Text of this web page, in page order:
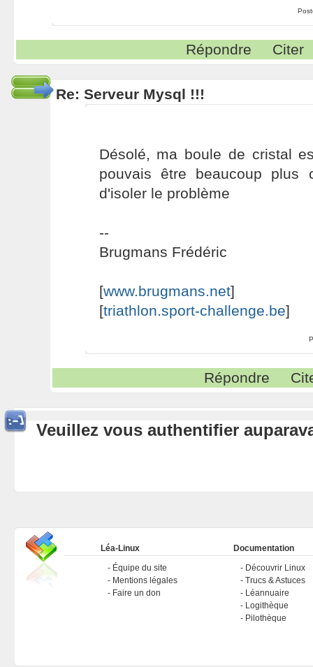
Répondre Citer
Re: Serveur Mysql !!!
Désolé, ma boule de cristal
pouvais être beaucoup plus
d'isoler le problème
--
Brugmans Frédéric
[www.brugmans.net]
[triathlon.sport-challenge.be]
Répondre
Veuillez vous authentifier
Léa-Linux
Équipe du site
Mentions légales
Faire un don
Documentation
Découvrir Linux
Trucs & Astuces
Léannuaire
Logithèque
Pilothèque